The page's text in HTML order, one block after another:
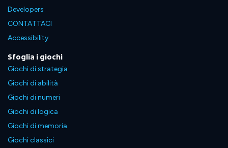
Developers
CONTATTACI
Accessibility
Sfoglia i giochi
Giochi di strategia
Giochi di abilità
Giochi di numeri
Giochi di logica
Giochi di memoria
Giochi classici